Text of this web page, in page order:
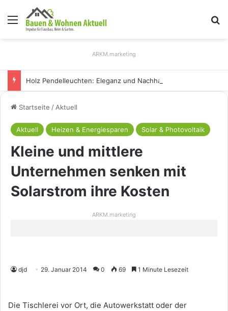
Menü
ARKM.marketing
Startseite / Aktuell
Aktuell Heizen & Energiesparen Solar & Photovoltaik
Kleine und mittlere
Unternehmen senken mit
Solarstrom ihre Kosten
ARKM.marketing
djd 29. Januar 2014 0 69 1 Minute Lesezeit
Die Tischlerei vor Ort, die Autowerkstatt oder der